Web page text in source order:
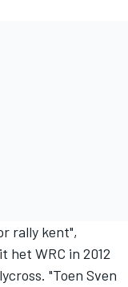
rally kent",
WRC in 2012
"Toen Sven